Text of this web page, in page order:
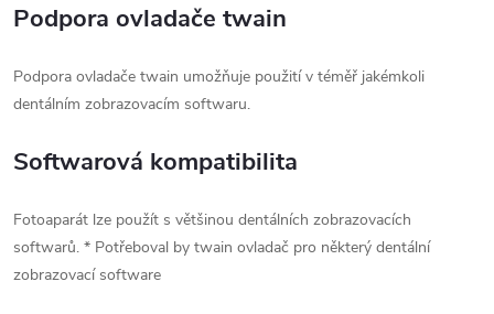
Podpora ovladače twain
Podpora ovladače twain umožňuje použití v téměř jakémkoli
dentálním zobrazovacím softwaru.
Softwarová kompatibilita
Fotoaparát lze použít s většinou dentálních zobrazovacích
softwarů. * Potřeboval by twain ovladač pro některý dentální
zobrazovací software